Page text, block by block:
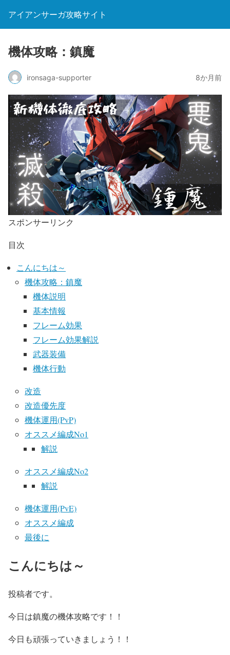
アイアンサーガ攻略サイト
機体攻略：鎮魔
ironsaga-supporter 8か月前
スポンサーリンク
目次
こんにちは～
機体攻略：鎮魔
機体説明
基本情報
フレーム効果
フレーム効果解説
武器装備
機体行動
改造
改造優先度
機体運用(PvP)
オススメ編成No1
解説
オススメ編成No2
解説
機体運用(PvE)
オススメ編成
最後に
こんにちは～
投稿者です。
今日は鎮魔の機体攻略です！！
今日も頑張っていきましょう！！